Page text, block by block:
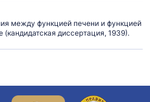
между функцией печени и функцией
диссертация, 1939).